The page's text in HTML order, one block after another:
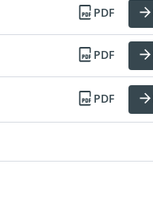
PDF
PDF
PDF